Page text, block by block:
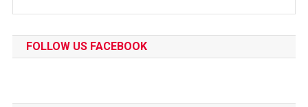
FOLLOW US FACEBOOK